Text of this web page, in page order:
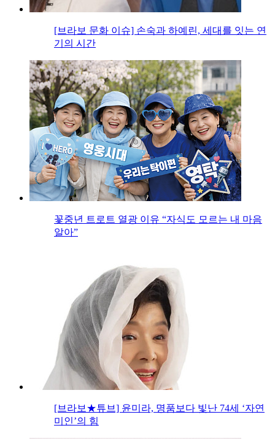
[브라보 문화 이슈] 손숙과 하예린, 세대를 잇는 연
기의 시간
꽃중년 트로트 열광 이유 “자식도 모르는 내 마음
알아”
[브라보★튜브] 윤미라, 명품보다 빛난 74세 ‘자연
미인’의 힘